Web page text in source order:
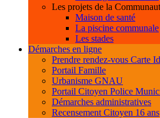
Les projets de la
Maison de santé
La piscine communale
Les stades
Démarches en ligne
Prendre rendez-vous Carte
Portail Famille
Urbanisme GNAU
Portail Citoyen Police
Démarches administratives
Recensement Citoyen 16 ans